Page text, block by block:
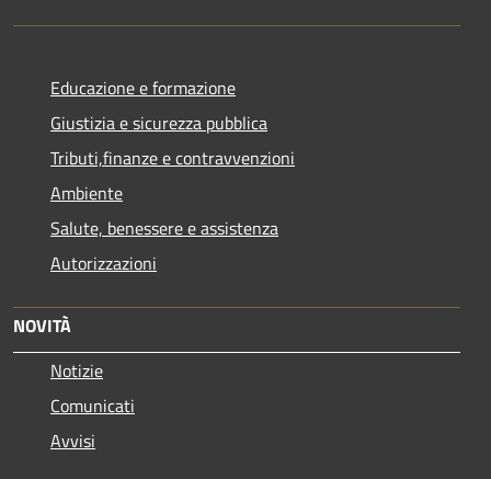
Educazione e formazione
Giustizia e sicurezza pubblica
Tributi,finanze e contravvenzioni
Ambiente
Salute, benessere e assistenza
Autorizzazioni
NOVITÀ
Notizie
Comunicati
Avvisi